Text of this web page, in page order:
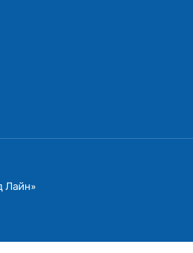
подберем и доставим в
Лайн»